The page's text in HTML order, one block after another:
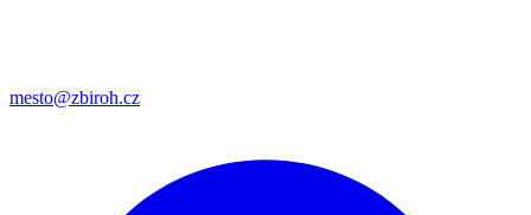
mesto@zbiroh.cz